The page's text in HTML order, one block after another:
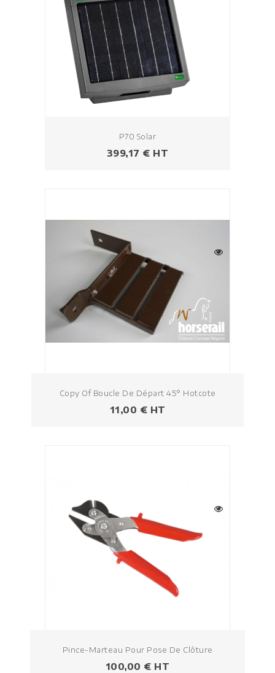
P70 Solar
Prezzo
399,17 € HT
Copy Of Boucle De Départ 45° Hotcote
Prezzo
11,00 € HT
Pince-Marteau Pour Pose De Clôture
Prezzo
100,00 € HT